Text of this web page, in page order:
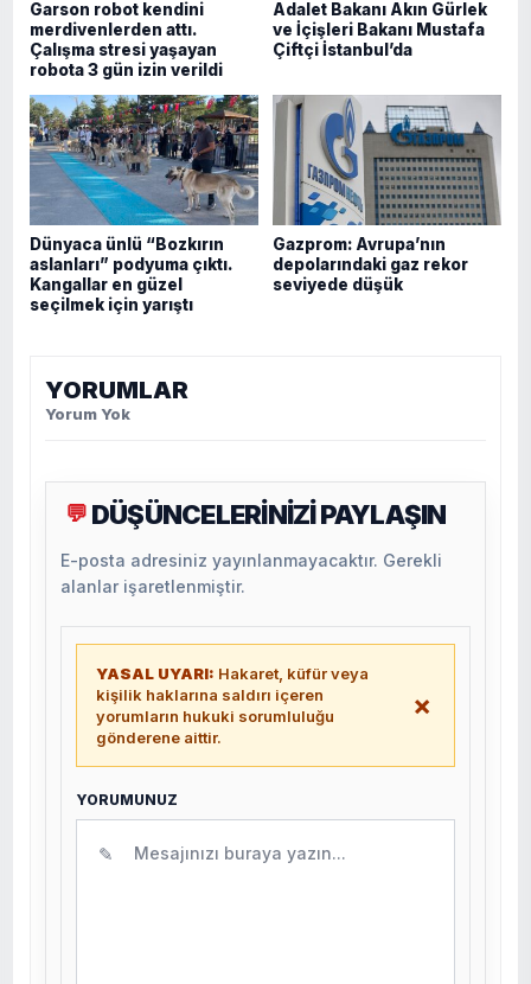
Garson robot kendini
merdivenlerden attı.
Çalışma stresi yaşayan
robota 3 gün izin verildi
Adalet Bakanı Akın Gürlek
ve İçişleri Bakanı Mustafa
Çiftçi İstanbul’da
Dünyaca ünlü “Bozkırın
aslanları” podyuma çıktı.
Kangallar en güzel
seçilmek için yarıştı
Gazprom: Avrupa’nın
depolarındaki gaz rekor
seviyede düşük
YORUMLAR
Yorum Yok
💬 DÜŞÜNCELERİNİZİ PAYLAŞIN
E-posta adresiniz yayınlanmayacaktır. Gerekli
alanlar işaretlenmiştir.
YASAL UYARI: Hakaret, küfür veya
kişilik haklarına saldırı içeren
yorumların hukuki sorumluluğu
gönderene aittir.
×
YORUMUNUZ
✎